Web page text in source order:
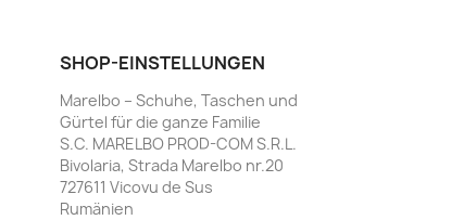
SHOP-EINSTELLUNGEN
Marelbo – Schuhe, Taschen und
Gürtel für die ganze Familie
S.C. MARELBO PROD-COM S.R.L.
Bivolaria, Strada Marelbo nr.20
727611 Vicovu de Sus
Rumänien